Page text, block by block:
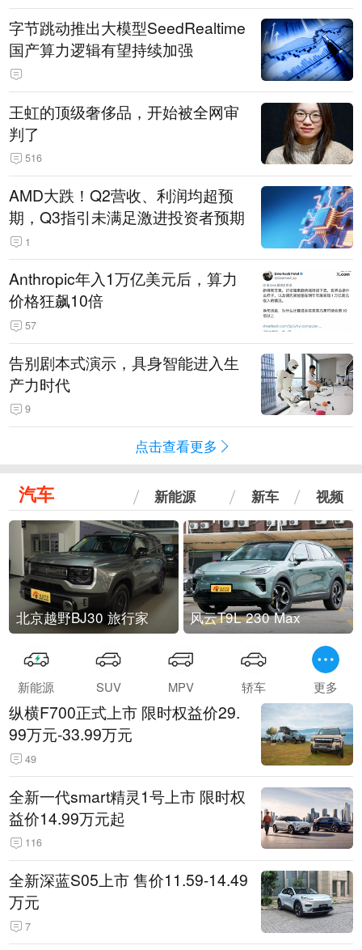
字节跳动推出大模型SeedRealtime
国产算力逻辑有望持续加强
王虹的顶级奢侈品，开始被全网审
判了
516
AMD大跌！Q2营收、利润均超预
期，Q3指引未满足激进投资者预期
1
Anthropic年入1万亿美元后，算力
价格狂飙10倍
57
告别剧本式演示，具身智能进入生
产力时代
9
点击查看更多
汽车 新能源 新车 视频
北京越野BJ30 旅行家 风云T9L 230 Max
新能源 SUV MPV 轿车 更多
纵横F700正式上市 限时权益价29.
99万元-33.99万元
49
全新一代smart精灵1号上市 限时权
益价14.99万元起
116
全新深蓝S05上市 售价11.59-14.49
万元
7